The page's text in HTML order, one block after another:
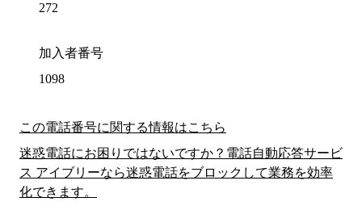
272
加入者番号
1098
この電話番号に関する情報はこちら
迷惑電話にお困りではないですか？電話自動応答サービ
ス アイブリーなら迷惑電話をブロックして業務を効率
化できます。